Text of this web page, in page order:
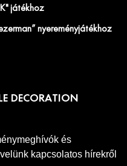
játékhoz
nyereményjátékhoz
DECORATION
és
kapcsolatos hírekről